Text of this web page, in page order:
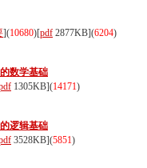
](10680)[pdf 2877KB](6204)
数学基础
1305KB](14171)
逻辑基础
3528KB](5851)